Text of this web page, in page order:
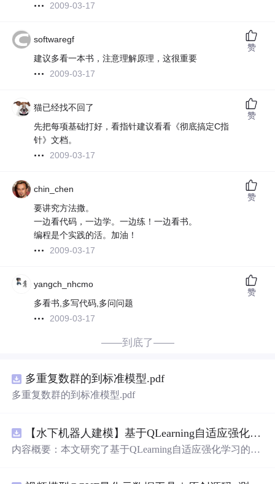
2009-03-17
softwaregf
建议多看一本书，注意理解原理，这很重要
2009-03-17
赞
猫已经找不回了
先把每项基础打好，看指针建议看看《彻底搞定C指
针》文档。
2009-03-17
赞
chin_chen
要讲究方法撒。
一边看代码，一边学。一边练！一边看书。
编程是个实践的活。加油！
2009-03-17
赞
yangch_nhcmo
多看书,多写代码,多问问题
2009-03-17
赞
——到底了——
多重复数群的到标准模型.pdf
多重复数群的到标准模型.pdf
【水下机器人建模】基于QLearning自适应强化学习PID控制器在AUV中的应用研究（Matlab代码实现）
内容概要：本文研究了基于QLearning自适应强化学习的PI